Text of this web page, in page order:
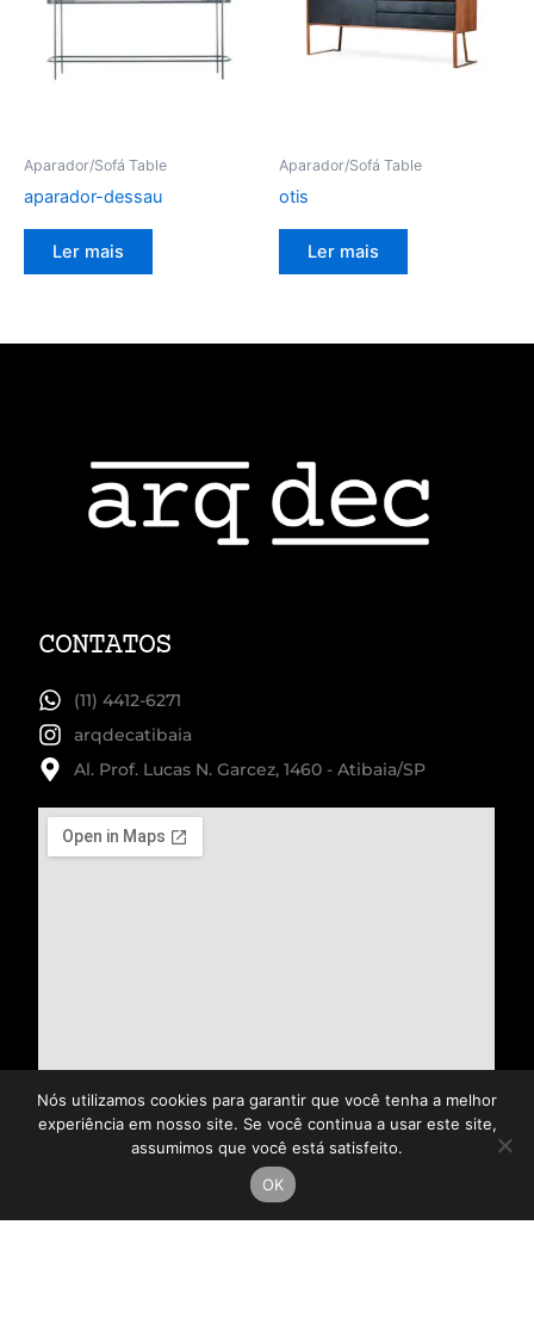
Aparador/Sofá Table
aparador-dessau
Ler mais
Aparador/Sofá Table
otis
Ler mais
CONTATOS
(11) 4412-6271
arqdecatibaia
Al. Prof. Lucas N. Garcez, 1460 - Atibaia/SP
Nós utilizamos cookies para garantir que você tenha a melhor
experiência em nosso site. Se você continua a usar este site,
assumimos que você está satisfeito.
OK